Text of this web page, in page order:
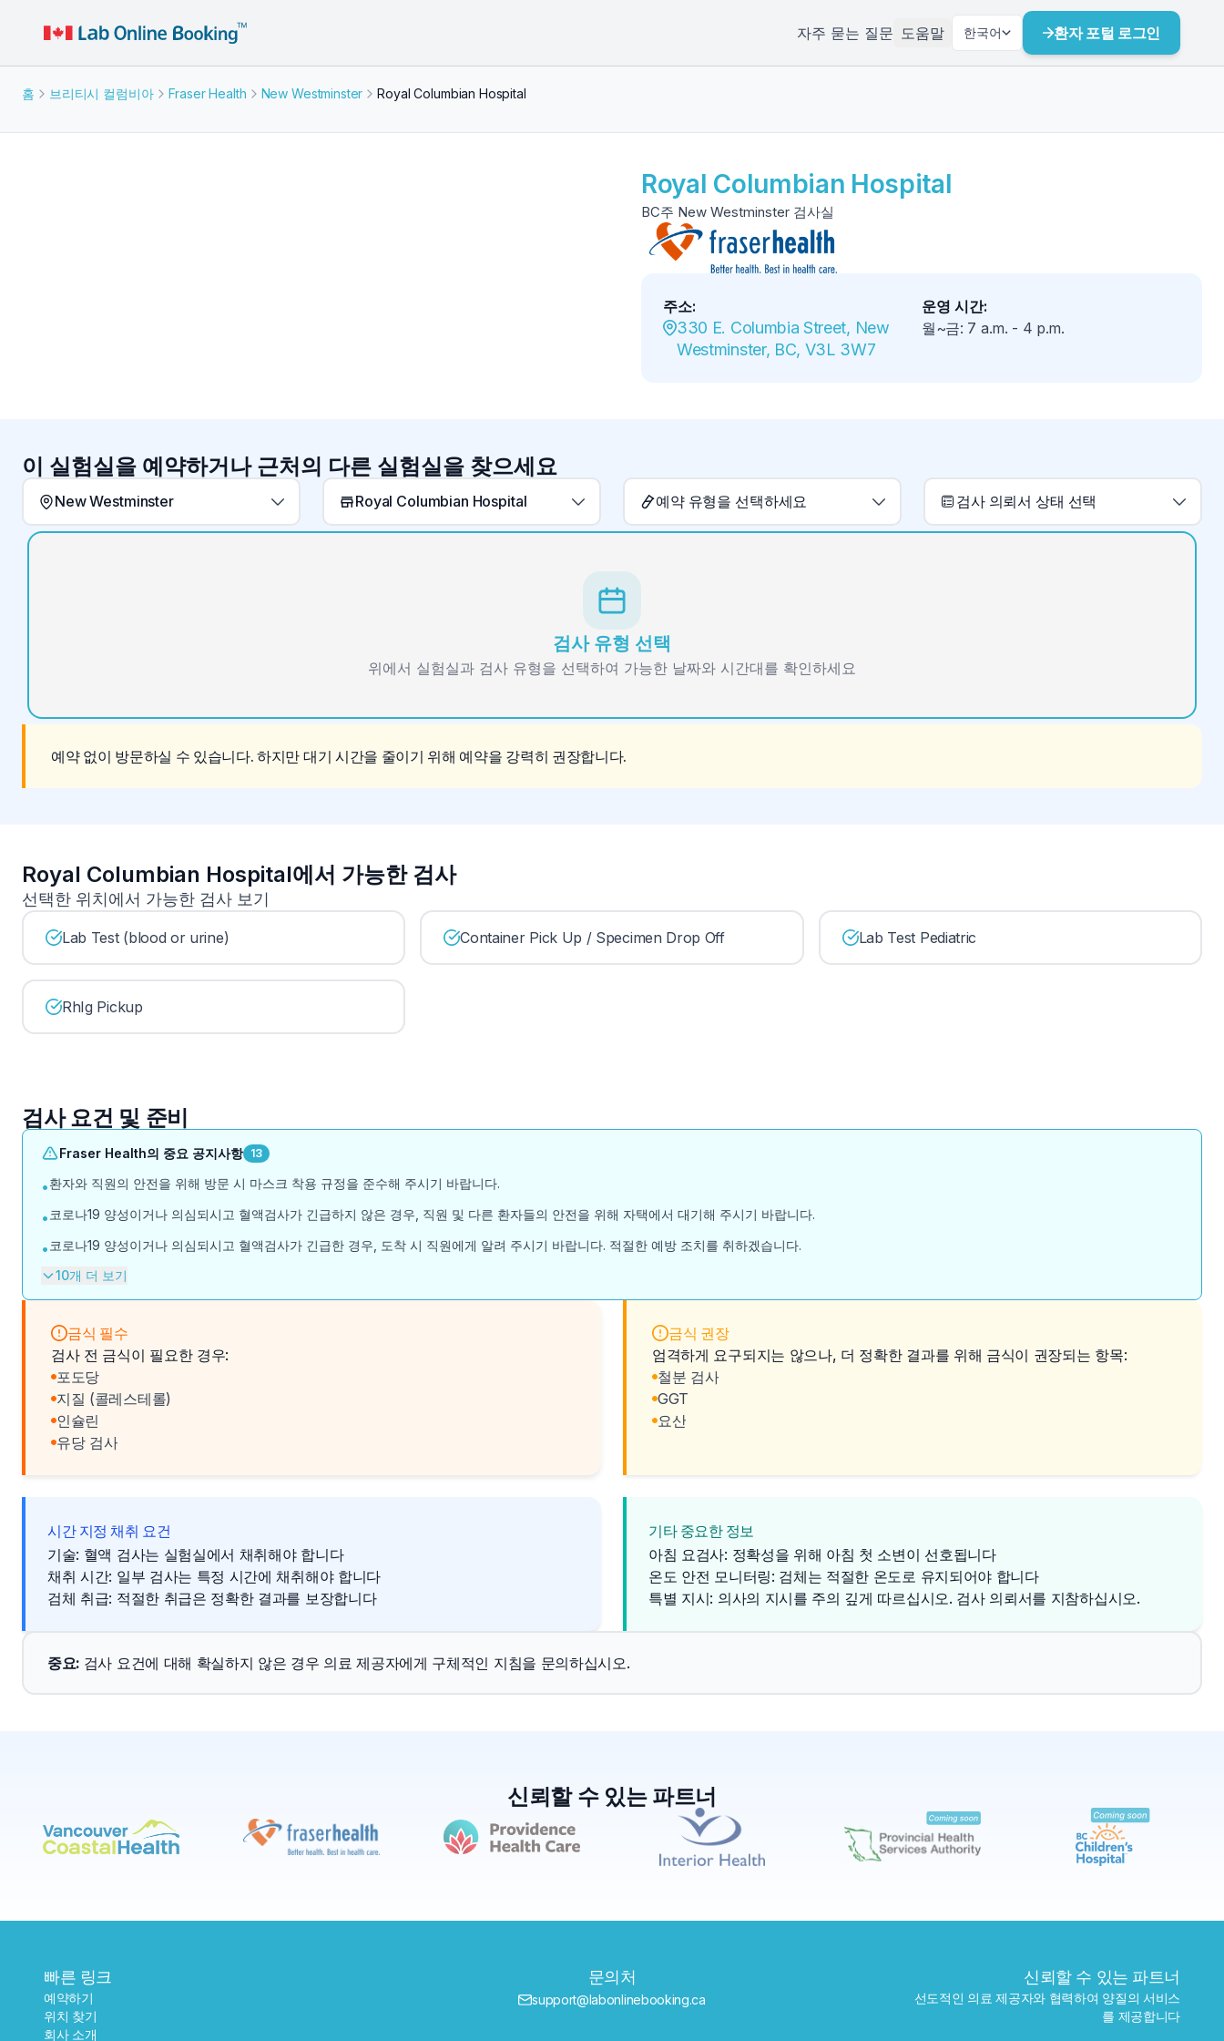
자주 묻는 질문 도움말 한국어 환자 포털 로그인
홈 브리티시 컬럼비아 Fraser Health New Westminster Royal Columbian Hospital
Royal Columbian Hospital
BC주 New Westminster 검사실
주소:
330 E. Columbia Street, New
Westminster, BC, V3L 3W7
운영 시간:
월~금: 7 a.m. - 4 p.m.
이 실험실을 예약하거나 근처의 다른 실험실을 찾으세요
New Westminster Royal Columbian Hospital 예약 유형을 선택하세요 검사 의뢰서 상태 선택
검사 유형 선택
위에서 실험실과 검사 유형을 선택하여 가능한 날짜와 시간대를 확인하세요
예약 없이 방문하실 수 있습니다. 하지만 대기 시간을 줄이기 위해 예약을 강력히 권장합니다.
Royal Columbian Hospital에서 가능한 검사
선택한 위치에서 가능한 검사 보기
Lab Test (blood or urine) Container Pick Up / Specimen Drop Off Lab Test Pediatric
RhIg Pickup
검사 요건 및 준비
Fraser Health의 중요 공지사항 13
•환자와 직원의 안전을 위해 방문 시 마스크 착용 규정을 준수해 주시기 바랍니다.
• 코로나19 양성이거나 의심되시고 혈액검사가 긴급하지 않은 경우, 직원 및 다른 환자들의 안전을 위해 자택에서 대기해 주시기 바랍니다.
• 코로나19 양성이거나 의심되시고 혈액검사가 긴급한 경우, 도착 시 직원에게 알려 주시기 바랍니다. 적절한 예방 조치를 취하겠습니다.
10개 더 보기
금식 필수
검사 전 금식이 필요한 경우:
포도당
지질 (콜레스테롤)
인슐린
유당 검사
금식 권장
엄격하게 요구되지는 않으나, 더 정확한 결과를 위해 금식이 권장되는 항목:
철분 검사
GGT
요산
시간 지정 채취 요건
기술: 혈액 검사는 실험실에서 채취해야 합니다
채취 시간: 일부 검사는 특정 시간에 채취해야 합니다
검체 취급: 적절한 취급은 정확한 결과를 보장합니다
기타 중요한 정보
아침 요검사: 정확성을 위해 아침 첫 소변이 선호됩니다
온도 안전 모니터링: 검체는 적절한 온도로 유지되어야 합니다
특별 지시: 의사의 지시를 주의 깊게 따르십시오. 검사 의뢰서를 지참하십시오.
중요: 검사 요건에 대해 확실하지 않은 경우 의료 제공자에게 구체적인 지침을 문의하십시오.
신뢰할 수 있는 파트너
빠른 링크
예약하기
위치 찾기
회사 소개
문의처
support@labonlinebooking.ca
신뢰할 수 있는 파트너
선도적인 의료 제공자와 협력하여 양질의 서비스
를 제공합니다